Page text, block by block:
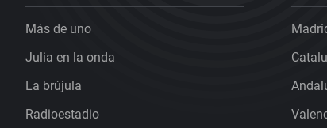
Más de uno
Julia en la onda
La brújula
Radioestadio